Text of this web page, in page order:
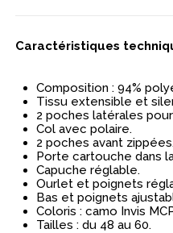
Caractéristiques
Composition : 94%
Tissu extensible et
2 poches latérales
Col avec polaire.
2 poches avant zippées.
Porte cartouche dans
Capuche réglable.
Ourlet et poignets
Bas et poignets
Coloris : camo Invis
Tailles : du 48 au 60.